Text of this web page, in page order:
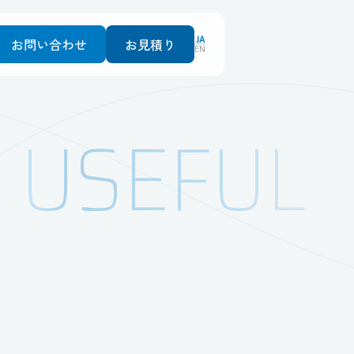
お問い合わせ お見積り EN
JA
USEFUL